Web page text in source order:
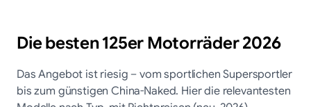
Die besten 125er Motorräder 2026
Das Angebot ist riesig – vom sportlichen Supersportler
bis zum günstigen China-Naked. Hier die relevantesten